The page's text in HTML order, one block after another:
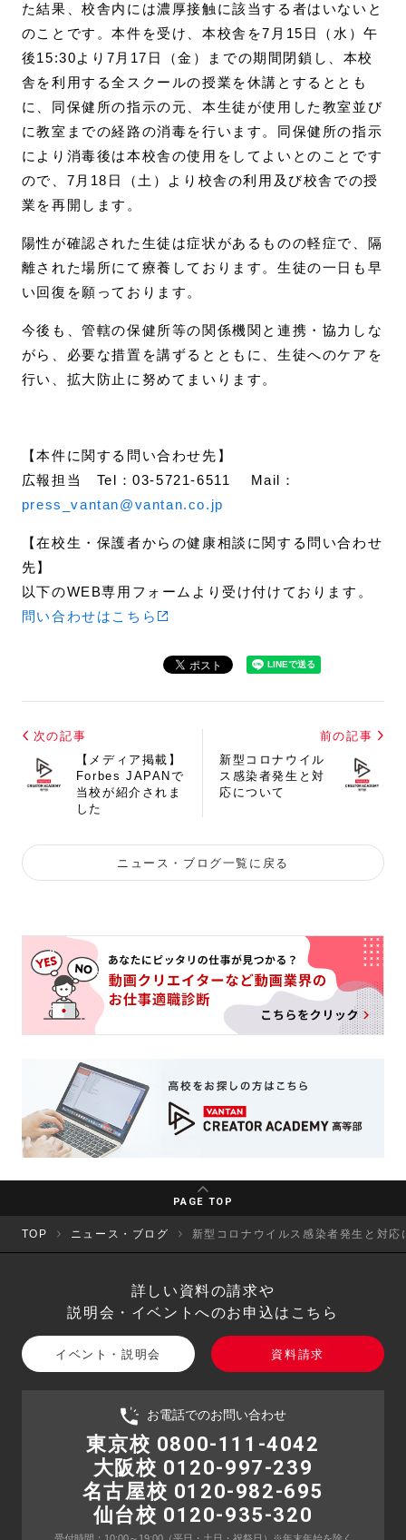
た結果、校舎内には濃厚接触に該当する者はいないと
のことです。本件を受け、本校舎を7月15日（水）午
後15:30より7月17日（金）までの期間閉鎖し、本校
舎を利用する全スクールの授業を休講とするととも
に、同保健所の指示の元、本生徒が使用した教室並び
に教室までの経路の消毒を行います。同保健所の指示
により消毒後は本校舎の使用をしてよいとのことです
ので、7月18日（土）より校舎の利用及び校舎での授
業を再開します。
陽性が確認された生徒は症状があるものの軽症で、隔
離された場所にて療養しております。生徒の一日も早
い回復を願っております。
今後も、管轄の保健所等の関係機関と連携・協力しな
がら、必要な措置を講ずるとともに、生徒へのケアを
行い、拡大防止に努めてまいります。
【本件に関する問い合わせ先】
広報担当 Tel：03-5721-6511 Mail：
press_vantan@vantan.co.jp
【在校生・保護者からの健康相談に関する問い合わせ
先】
以下のWEB専用フォームより受け付けております。
問い合わせはこちら
次の記事
【メディア掲載】
Forbes JAPANで
当校が紹介されま
した
前の記事
新型コロナウイル
ス感染者発生と対
応について
ニュース・ブログ一覧に戻る
PAGE TOP
TOP ニュース・ブログ 新型コロナウイルス感染者発生と対
詳しい資料の請求や
説明会・イベントへのお申込はこちら
イベント・説明会 資料請求
お電話でのお問い合わせ
東京校 0800-111-4042
大阪校 0120-997-239
名古屋校 0120-982-695
仙台校 0120-935-320